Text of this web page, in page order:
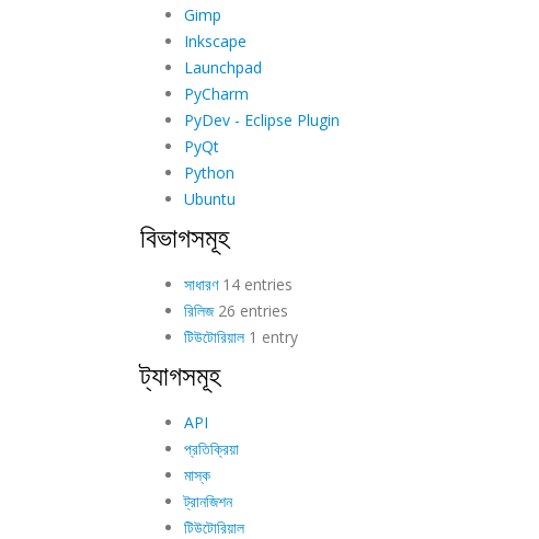
Gimp
Inkscape
Launchpad
PyCharm
PyDev - Eclipse Plugin
PyQt
Python
Ubuntu
বিভাগসমূহ
সাধারণ14 entries
রিলিজ26 entries
টিউটোরিয়াল1 entry
ট্যাগসমূহ
API
প্রতিক্রিয়া
মাস্ক
ট্রানজিশন
টিউটোরিয়াল